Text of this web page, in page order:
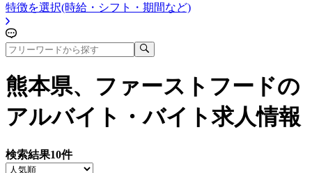
特徴を選択(時給・シフト・期間など)
熊本県、ファーストフードの
アルバイト・バイト求人情報
検索結果10件